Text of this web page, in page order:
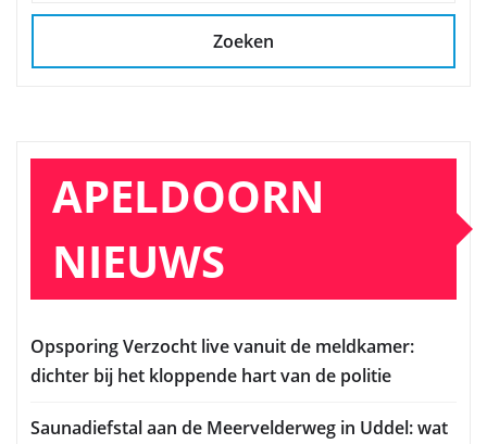
Zoeken
APELDOORN
NIEUWS
Opsporing Verzocht live vanuit de meldkamer:
dichter bij het kloppende hart van de politie
Saunadiefstal aan de Meervelderweg in Uddel: wat